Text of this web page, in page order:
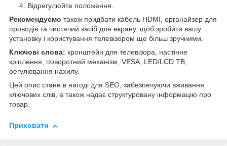
Відрегулюйте положення.
Рекомендуємо також придбати кабель HDMI, органайзер для
проводів та чистячий засіб для екрану, щоб зробити вашу
установку і користування телевізором ще більш зручними.
Ключові слова: кронштейн для телевізора, настінне
кріплення, поворотний механізм, VESA, LED/LCD ТВ,
регулювання нахилу.
Цей опис стане в нагоді для SEO, забезпечуючи вживання
ключових слів, а також надає структуровану інформацію про
товар.
Приховати